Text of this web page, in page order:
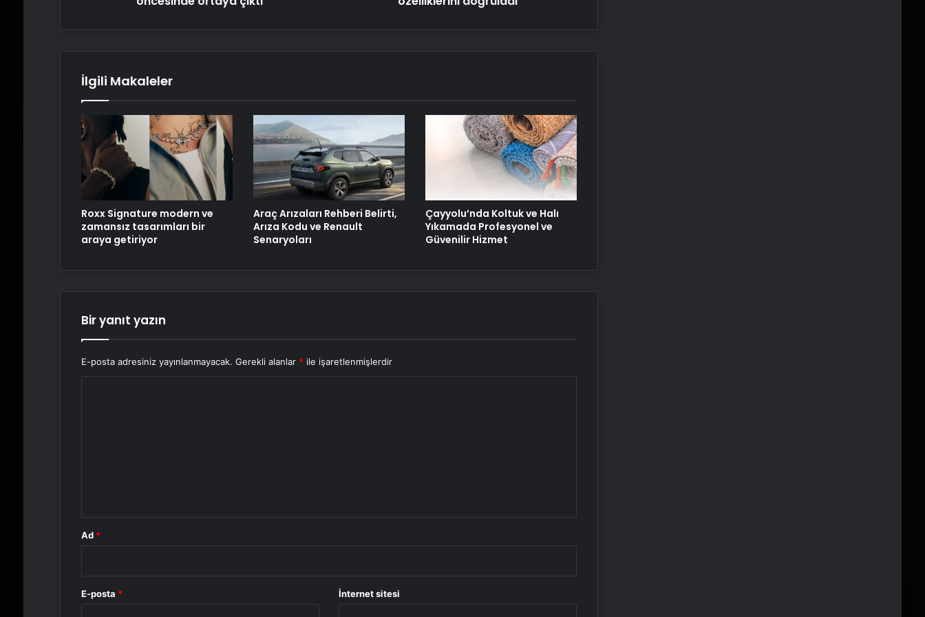
İlgili Makaleler
Roxx Signature modern ve
zamansız tasarımları bir
araya getiriyor
Araç Arızaları Rehberi Belirti,
Arıza Kodu ve Renault
Senaryoları
Çayyolu’nda Koltuk ve Halı
Yıkamada Profesyonel ve
Güvenilir Hizmet
Bir yanıt yazın
E-posta adresiniz yayınlanmayacak. Gerekli alanlar * ile işaretlenmişlerdir
Ad *
E-posta * İnternet sitesi